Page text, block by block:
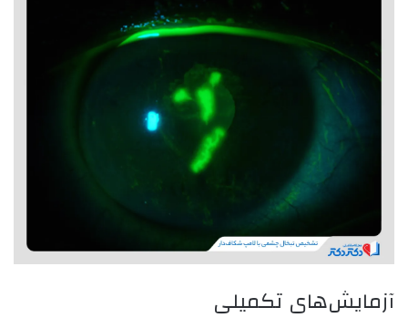
آزمایش‌های تکمیلی